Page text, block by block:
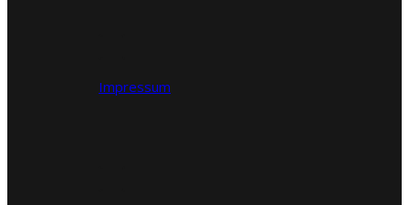
Impressum